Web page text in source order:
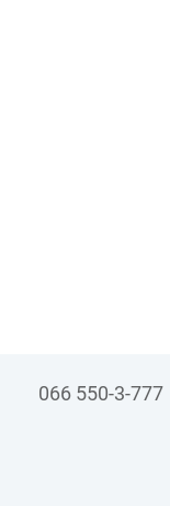
066 550-3-777